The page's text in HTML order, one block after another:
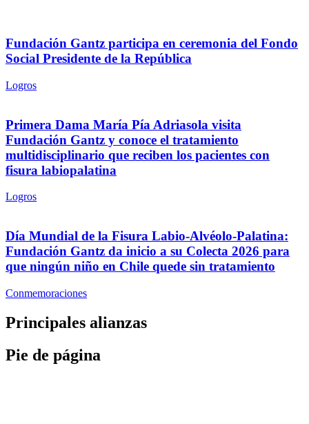
Fundación Gantz participa en ceremonia del Fondo
Social Presidente de la República
Logros
Primera Dama María Pía Adriasola visita
Fundación Gantz y conoce el tratamiento
multidisciplinario que reciben los pacientes con
fisura labiopalatina
Logros
Día Mundial de la Fisura Labio-Alvéolo-Palatina:
Fundación Gantz da inicio a su Colecta 2026 para
que ningún niño en Chile quede sin tratamiento
Conmemoraciones
Principales alianzas
Pie de página